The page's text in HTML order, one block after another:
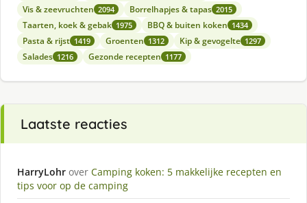
Vis & zeevruchten 2094 Borrelhapjes & tapas 2015
Taarten, koek & gebak 1975 BBQ & buiten koken 1434
Pasta & rijst 1419 Groenten 1312 Kip & gevogelte 1297
Salades 1216 Gezonde recepten 1177
Laatste reacties
HarryLohr over Camping koken: 5 makkelijke recepten en
tips voor op de camping